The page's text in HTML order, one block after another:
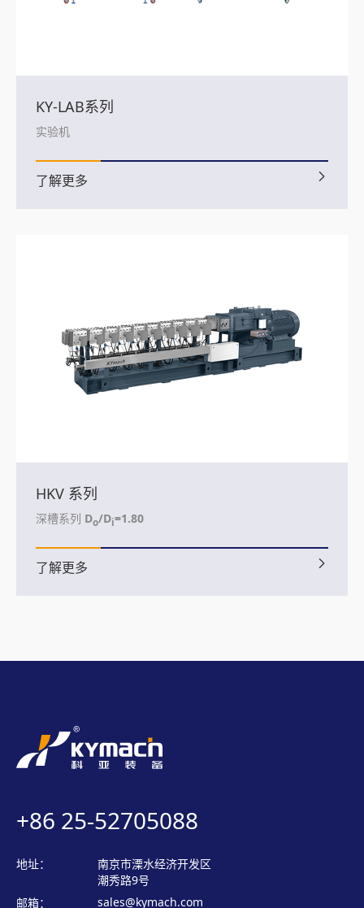
KY-LAB系列
实验机
了解更多
HKV 系列
深槽系列 Do/Di=1.80
了解更多
+86 25-52705088
地址：
南京市溧水经济开发区
潮秀路9号
邮箱：
sales@kymach.com